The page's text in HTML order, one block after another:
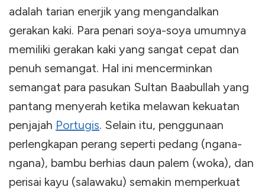
adalah tarian enerjik yang mengandalkan
gerakan kaki. Para penari soya-soya umumnya
memiliki gerakan kaki yang sangat cepat dan
penuh semangat. Hal ini mencerminkan
semangat para pasukan Sultan Baabullah yang
pantang menyerah ketika melawan kekuatan
penjajah Portugis. Selain itu, penggunaan
perlengkapan perang seperti pedang (ngana-
ngana), bambu berhias daun palem (woka), dan
perisai kayu (salawaku) semakin memperkuat